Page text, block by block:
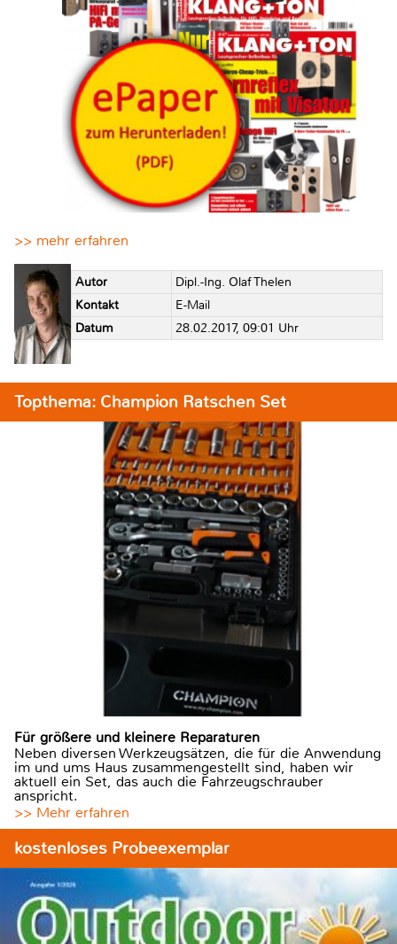
>> mehr erfahren
Autor
Dipl.-Ing. Olaf Thelen
Kontakt
E-Mail
Datum
28.02.2017, 09:01 Uhr
Topthema: Champion Ratschen Set
Für größere und kleinere Reparaturen
Neben diversen Werkzeugsätzen, die für die Anwendung
im und ums Haus zusammengestellt sind, haben wir
aktuell ein Set, das auch die Fahrzeugschrauber
anspricht.
>> Mehr erfahren
kostenloses Probeexemplar